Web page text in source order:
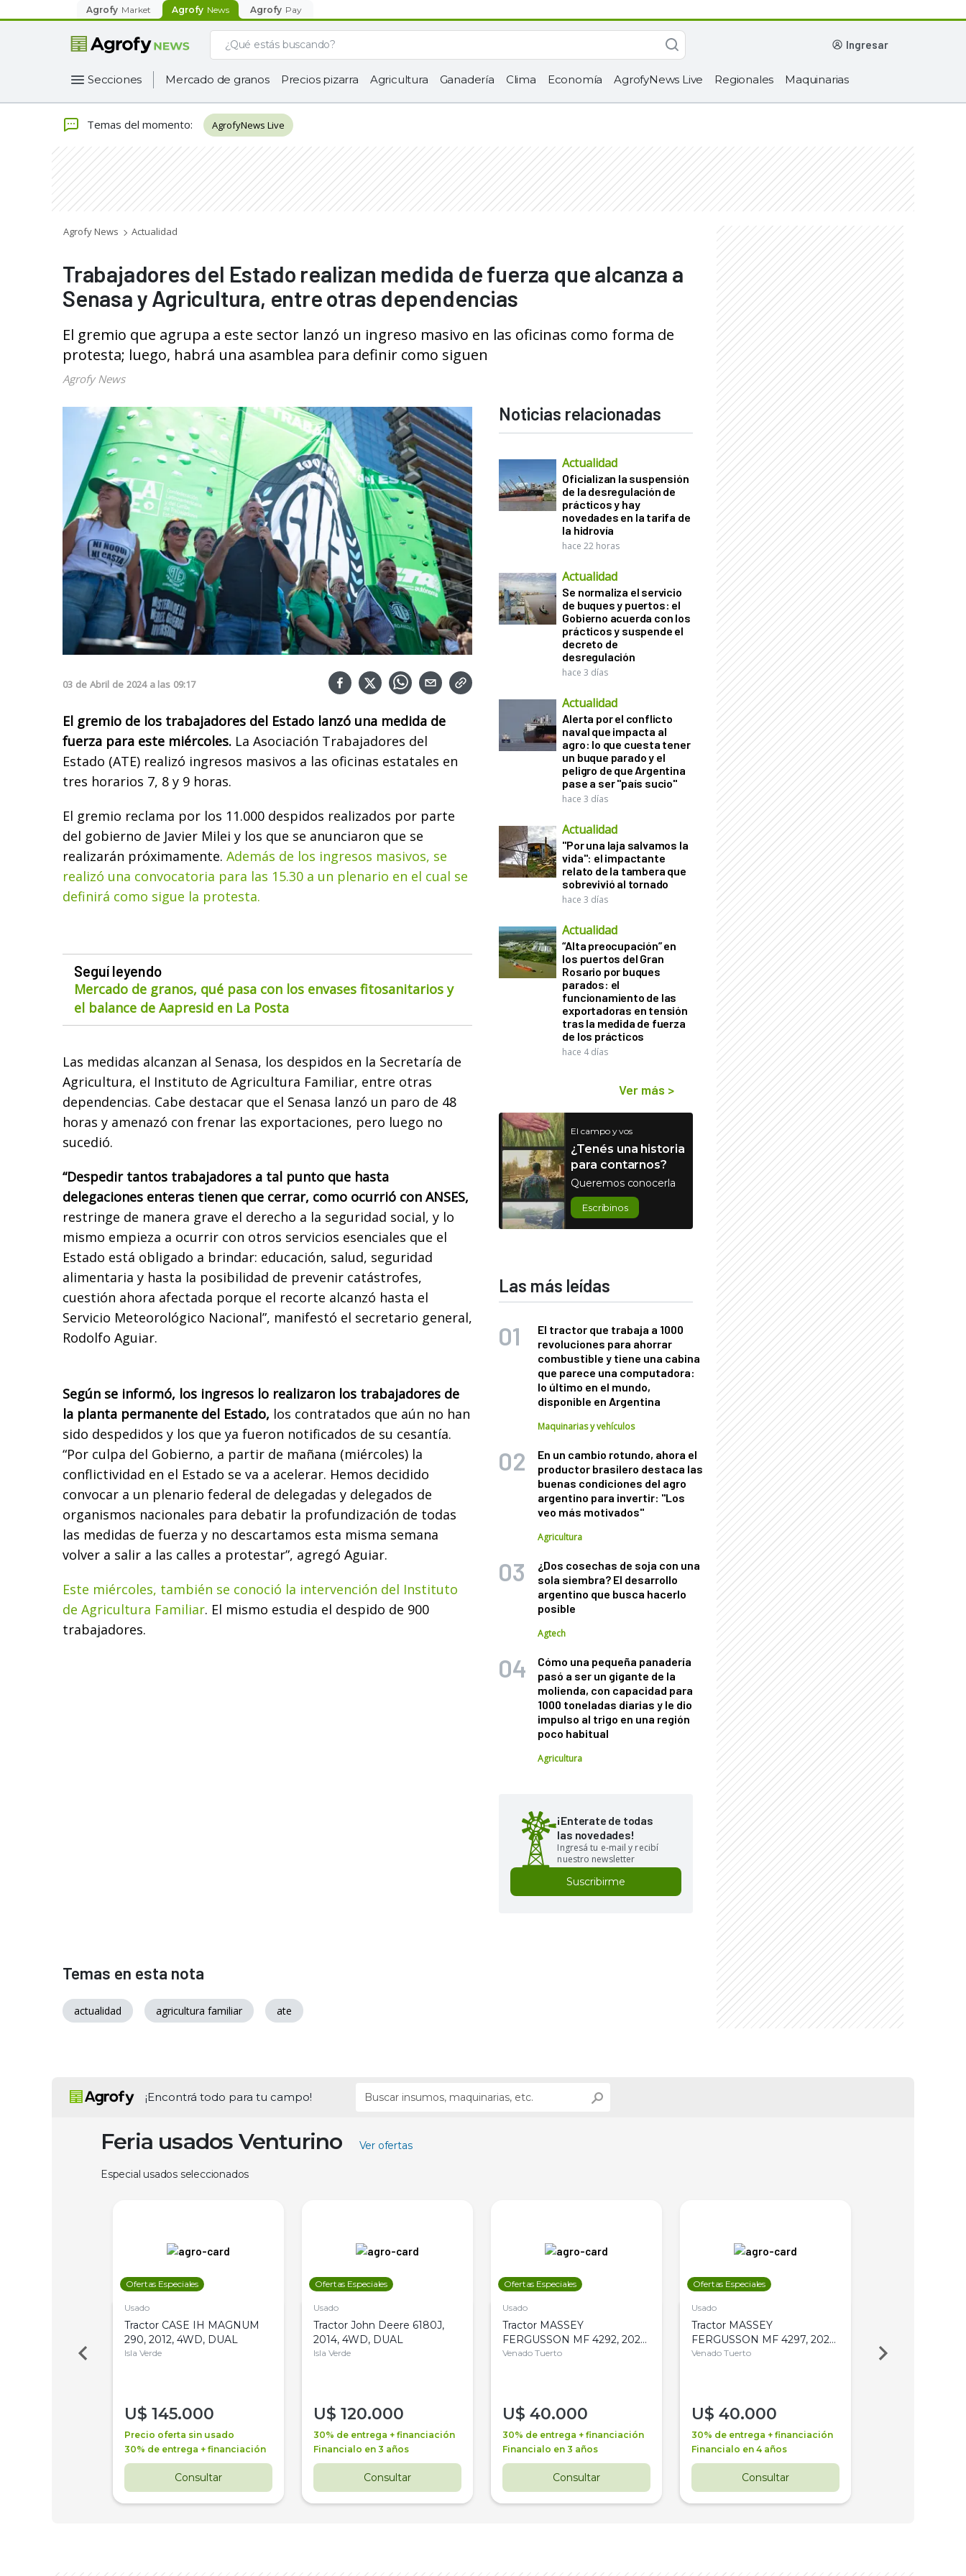
Agrofy Market Agrofy News Agrofy Pay
ingresar
Secciones Mercado de granos Precios pizarra Agricultura Ganadería Clima Economía AgrofyNews Live Regionales Maquinarias
Temas del momento: AgrofyNews Live
Agrofy News Actualidad
Trabajadores del Estado realizan medida de fuerza que alcanza a
Senasa y Agricultura, entre otras dependencias
El gremio que agrupa a este sector lanzó un ingreso masivo en las oficinas como forma de
protesta; luego, habrá una asamblea para definir como siguen
Agrofy News
03 de Abril de 2024 a las 09:17
El gremio de los trabajadores del Estado lanzó una medida de
fuerza para este miércoles. La Asociación Trabajadores del
Estado (ATE) realizó ingresos masivos a las oficinas estatales en
tres horarios 7, 8 y 9 horas.
El gremio reclama por los 11.000 despidos realizados por parte
del gobierno de Javier Milei y los que se anunciaron que se
realizarán próximamente. Además de los ingresos masivos, se
realizó una convocatoria para las 15.30 a un plenario en el cual se
definirá como sigue la protesta.
Seguí leyendo
Mercado de granos, qué pasa con los envases fitosanitarios y
el balance de Aapresid en La Posta
Las medidas alcanzan al Senasa, los despidos en la Secretaría de
Agricultura, el Instituto de Agricultura Familiar, entre otras
dependencias. Cabe destacar que el Senasa lanzó un paro de 48
horas y amenazó con frenar las exportaciones, pero luego no
sucedió.
“Despedir tantos trabajadores a tal punto que hasta
delegaciones enteras tienen que cerrar, como ocurrió con ANSES,
restringe de manera grave el derecho a la seguridad social, y lo
mismo empieza a ocurrir con otros servicios esenciales que el
Estado está obligado a brindar: educación, salud, seguridad
alimentaria y hasta la posibilidad de prevenir catástrofes,
cuestión ahora afectada porque el recorte alcanzó hasta el
Servicio Meteorológico Nacional”, manifestó el secretario general,
Rodolfo Aguiar.
Según se informó, los ingresos lo realizaron los trabajadores de
la planta permanente del Estado, los contratados que aún no han
sido despedidos y los que ya fueron notificados de su cesantía.
“Por culpa del Gobierno, a partir de mañana (miércoles) la
conflictividad en el Estado se va a acelerar. Hemos decidido
convocar a un plenario federal de delegadas y delegados de
organismos nacionales para debatir la profundización de todas
las medidas de fuerza y no descartamos esta misma semana
volver a salir a las calles a protestar”, agregó Aguiar.
Este miércoles, también se conoció la intervención del Instituto
de Agricultura Familiar. El mismo estudia el despido de 900
trabajadores.
Noticias relacionadas
Actualidad
Oficializan la suspensión
de la desregulación de
prácticos y hay
novedades en la tarifa de
la hidrovía
hace 22 horas
Actualidad
Se normaliza el servicio
de buques y puertos: el
Gobierno acuerda con los
prácticos y suspende el
decreto de
desregulación
hace 3 días
Actualidad
Alerta por el conflicto
naval que impacta al
agro: lo que cuesta tener
un buque parado y el
peligro de que Argentina
pase a ser "país sucio"
hace 3 días
Actualidad
"Por una laja salvamos la
vida": el impactante
relato de la tambera que
sobrevivió al tornado
hace 3 días
Actualidad
“Alta preocupación” en
los puertos del Gran
Rosario por buques
parados: el
funcionamiento de las
exportadoras en tensión
tras la medida de fuerza
de los prácticos
hace 4 días
Ver más >
El campo y vos
¿Tenés una historia
para contarnos?
Queremos conocerla
Escribinos
Las más leídas
El tractor que trabaja a 1000
revoluciones para ahorrar
combustible y tiene una cabina
que parece una computadora:
lo último en el mundo,
disponible en Argentina
Maquinarias y vehículos
En un cambio rotundo, ahora el
productor brasilero destaca las
buenas condiciones del agro
argentino para invertir: "Los
veo más motivados"
Agricultura
¿Dos cosechas de soja con una
sola siembra? El desarrollo
argentino que busca hacerlo
posible
Agtech
Cómo una pequeña panadería
pasó a ser un gigante de la
molienda, con capacidad para
1000 toneladas diarias y le dio
impulso al trigo en una región
poco habitual
Agricultura
¡Enterate de todas
las novedades!
Ingresá tu e-mail y recibí
nuestro newsletter
Suscribirme
Temas en esta nota
actualidad agricultura familiar ate
¡Encontrá todo para tu campo!
Feria usados Venturino Ver ofertas
Especial usados seleccionados
Ofertas Especiales
Usado
Tractor CASE IH MAGNUM
290, 2012, 4WD, DUAL
Isla Verde
U$ 145.000
Precio oferta sin usado
30% de entrega + financiación
Consultar
Ofertas Especiales
Usado
Tractor John Deere 6180J,
2014, 4WD, DUAL
Isla Verde
U$ 120.000
30% de entrega + financiación
Financialo en 3 años
Consultar
Ofertas Especiales
Usado
Tractor MASSEY
FERGUSSON MF 4292, 2020,
4WD, PATON
Venado Tuerto
U$ 40.000
30% de entrega + financiación
Financialo en 3 años
Consultar
Ofertas Especiales
Usado
Tractor MASSEY
FERGUSSON MF 4297, 2020,
4WD, PATON
Venado Tuerto
U$ 40.000
30% de entrega + financiación
Financialo en 4 años
Consultar
Venado Tuerto